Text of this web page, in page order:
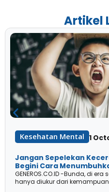
Artikel
Kesehatan Mental 1
Jangan Sepelekan
Begini Cara
GENEROS.CO.ID -Bunda, di
hanya diukur dari